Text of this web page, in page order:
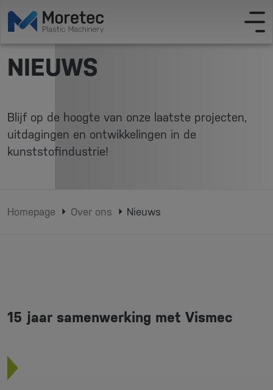
NIEUWS
Blijf op de hoogte van onze laatste projecten,
uitdagingen en ontwikkelingen in de
kunststofindustrie!
Homepage Over ons Nieuws
15 jaar samenwerking met Vismec